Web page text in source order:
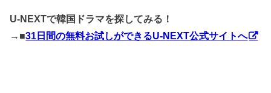
U-NEXTで韓国ドラマを探してみる！
→■31日間の無料お試しができるU-NEXT公式サイトへ